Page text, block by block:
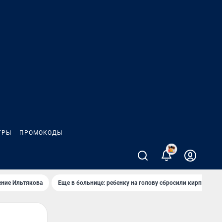
ПРОМОКОДЫ
2
Ильтякова Еще в больнице: ребенку на голову сбросили кирпич